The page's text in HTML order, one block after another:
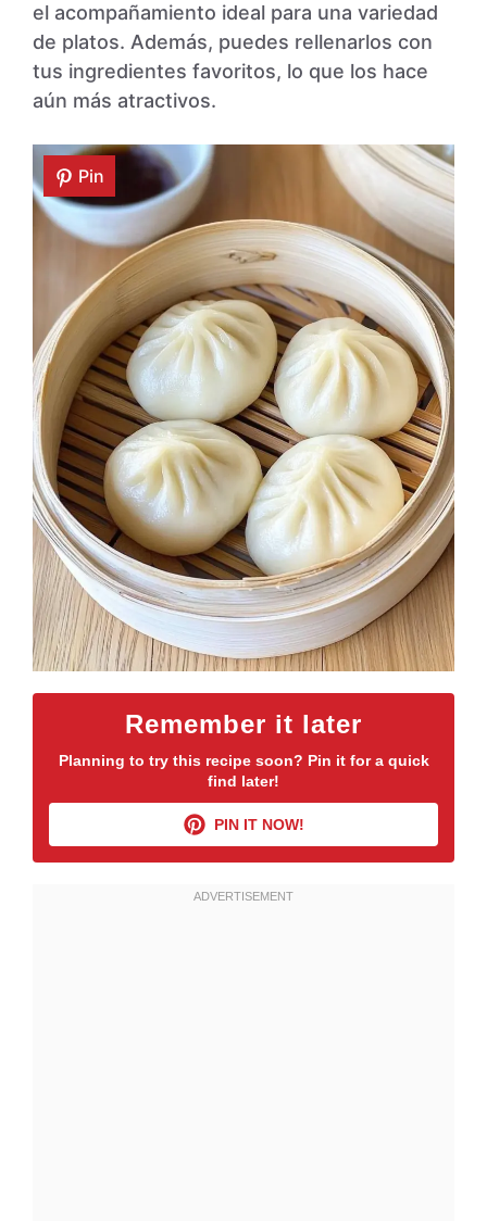
el acompañamiento ideal para una variedad
de platos. Además, puedes rellenarlos con
tus ingredientes favoritos, lo que los hace
aún más atractivos.
Remember it later
Planning to try this recipe soon? Pin it for a quick
find later!
PIN IT NOW!
Pin
Pin